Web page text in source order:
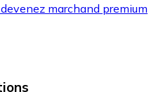
marchand premium